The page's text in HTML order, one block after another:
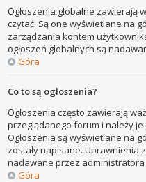
Ogłoszenia globalne zawierają
czytać. Są one wyświetlane na
zarządzania kontem
ogłoszeń globalnych są
Góra
Co to są ogłoszenia?
Ogłoszenia często zawierają
przeglądanego forum i należy
Ogłoszenia są wyświetlane na
zostały napisane. Uprawnienia
nadawane przez administratora
Góra